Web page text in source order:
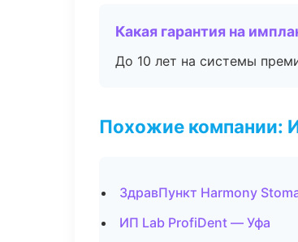
Какая гарантия на
До 10 лет на системы
Похожие компании:
ЗдравПункт Harmony
ИП Lab ProfiDent — Уфа